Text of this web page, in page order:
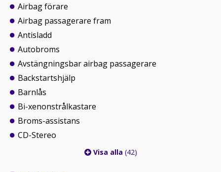
Airbag förare
Airbag passagerare fram
Antisladd
Autobroms
Avstängningsbar airbag passagerare
Backstartshjälp
Barnlås
Bi-xenonstrålkastare
Broms-assistans
CD-Stereo
Visa alla (42)